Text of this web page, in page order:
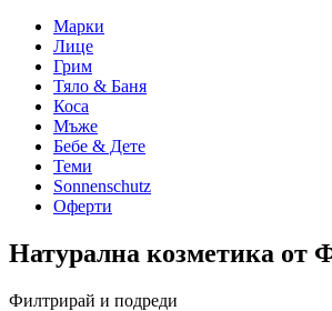
Марки
Лице
Грим
Тяло & Баня
Коса
Мъже
Бебе & Дете
Теми
Sonnenschutz
Оферти
Натурална козметика от
Филтрирай и подреди